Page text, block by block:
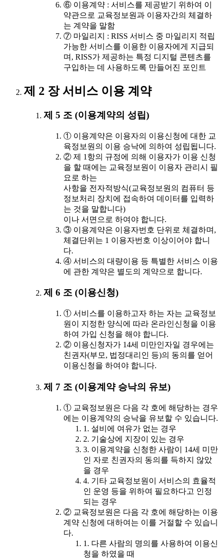
⑥ 이용계약 : 서비스를 제공받기 위하여 이
약관으로 교육정보원과 이용자간의 체결하
는 계약을 말함
⑦ 마일리지 : RISS 서비스 중 마일리지 적립
가능한 서비스를 이용한 이용자에게 지급되
며, RISS가 제공하는 특정 디지털 콘텐츠를
구입하는 데 사용하도록 만들어진 포인트
제 2 장 서비스 이용 계약
제 5 조 (이용계약의 성립)
① 이용계약은 이용자의 이용신청에 대한 교
육정보원의 이용 승낙에 의하여 성립됩니다.
② 제 1항의 규정에 의해 이용자가 이용 신청
을 할 때에는 교육정보원이 이용자 관리시 필
요로 하는
사항을 전자적방식(교육정보원의 컴퓨터 등
정보처리 장치에 접속하여 데이터를 입력하
는 것을 말합니다)
이나 서면으로 하여야 합니다.
③ 이용계약은 이용자번호 단위로 체결하며,
체결단위는 1 이용자번호 이상이어야 합니
다.
④ 서비스의 대량이용 등 특별한 서비스 이용
에 관한 계약은 별도의 계약으로 합니다.
제 6 조 (이용신청)
① 서비스를 이용하고자 하는 자는 교육정보
원이 지정한 양식에 따라 온라인신청을 이용
하여 가입 신청을 해야 합니다.
② 이용신청자가 14세 미만인자일 경우에는
친권자(부모, 법정대리인 등)의 동의를 얻어
이용신청을 하여야 합니다.
제 7 조 (이용계약 승낙의 유보)
① 교육정보원은 다음 각 호에 해당하는 경우
에는 이용계약의 승낙을 유보할 수 있습니다.
1. 설비에 여유가 없는 경우
2. 기술상에 지장이 있는 경우
3. 이용계약을 신청한 사람이 14세 미만
인 자로 친권자의 동의를 득하지 않았
을 경우
4. 기타 교육정보원이 서비스의 효율적
인 운영 등을 위하여 필요하다고 인정
되는 경우
② 교육정보원은 다음 각 호에 해당하는 이용
계약 신청에 대하여는 이를 거절할 수 있습니
다.
1. 다른 사람의 명의를 사용하여 이용신
청을 하였을 때